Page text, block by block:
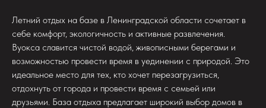
Летний отдых на базе в Ленинградской области сочетает в
себе комфорт, экологичность и активные развлечения.
Вуокса славится чистой водой, живописными берегами и
возможностью провести время в уединении с природой. Это
идеальное место для тех, кто хочет перезагрузиться,
отдохнуть от города и провести время с семьей или
друзьями. База отдыха предлагает широкий выбор домов в